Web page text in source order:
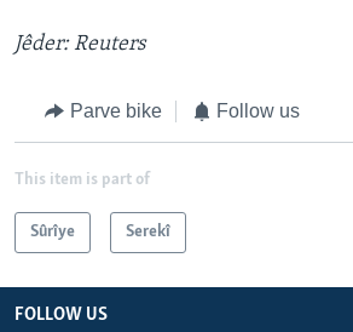
Jêder: Reuters
Parve bike Follow us
This item is part of
Sûrîye Serekî
FOLLOW US